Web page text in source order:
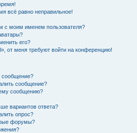
всё равно неправильное!
с моим именем пользователя?
его?
от меня требуют войти на конференцию!
сообщение?
сообщение?
сообщению?
вариантов ответа?
опрос?
форумы?